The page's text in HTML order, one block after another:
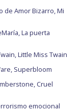
de Amor Bizarro, Mi
La puerta
Little Miss Twain
Superbloom
Cruel
emocional